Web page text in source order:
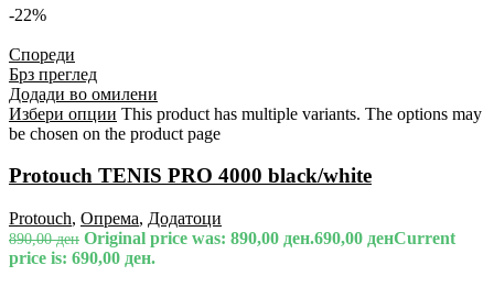
-22%
Спореди
Брз преглед
Додади во омилени
Избери опции This product has multiple variants. The options may
be chosen on the product page
Protouch TENIS PRO 4000 black/white
Protouch, Опрема, Додатоци
890,00ден Original price was: 890,00 ден.690,00 денCurrent
price is: 690,00 ден.